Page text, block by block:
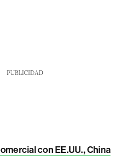
PUBLICIDAD
con EE.UU., China